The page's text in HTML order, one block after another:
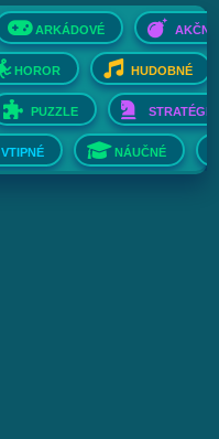
ARKÁDOVÉ AKČNÉ
HOROR HUDOBNÉ
PUZZLE STRATÉGIE
VTIPNÉ NÁUČNÉ